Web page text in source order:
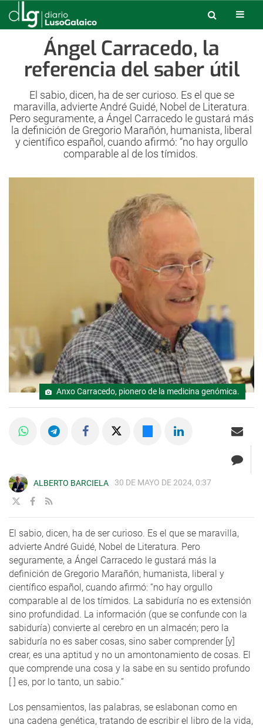
Ángel Carracedo, la
referencia del saber útil
El sabio, dicen, ha de ser curioso. Es el que se
maravilla, advierte André Guidé, Nobel de Literatura.
Pero seguramente, a Ángel Carracedo le gustará más
la definición de Gregorio Marañón, humanista, liberal
y científico español, cuando afirmó: “no hay orgullo
comparable al de los tímidos.
Anxo Carracedo, pionero de la medicina genómica.
ALBERTO BARCIELA 30 DE MAYO DE 2024, 0:37
El sabio, dicen, ha de ser curioso. Es el que se maravilla,
advierte André Guidé, Nobel de Literatura. Pero
seguramente, a Ángel Carracedo le gustará más la
definición de Gregorio Marañón, humanista, liberal y
científico español, cuando afirmó: “no hay orgullo
comparable al de los tímidos. La sabiduría no es extensión
sino profundidad. La información (que se confunde con la
sabiduría) convierte al cerebro en un almacén; pero la
sabiduría no es saber cosas, sino saber comprender [y]
crear, es una aptitud y no un amontonamiento de cosas. El
que comprende una cosa y la sabe en su sentido profundo
[ ] es, por lo tanto, un sabio.”
Los pensamientos, las palabras, se eslabonan como en
una cadena genética, tratando de escribir el libro de la vida,